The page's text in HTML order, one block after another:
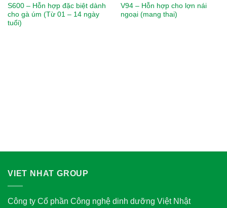
wishlist
S600 – Hỗn hợp đặc biệt dành
cho gà úm (Từ 01 – 14 ngày
tuổi)
wishlist
V94 – Hỗn hợp cho lợn nái
ngoại (mang thai)
VIET NHAT GROUP
Công ty Cổ phần Công nghệ dinh dưỡng Việt Nhật